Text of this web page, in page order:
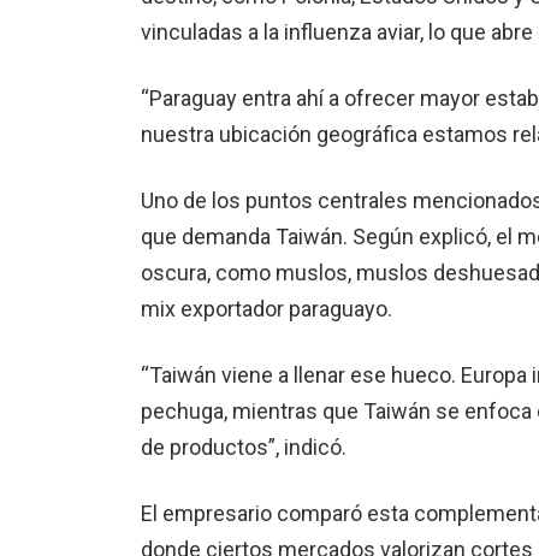
vinculadas a la influenza aviar, lo que
“Paraguay entra ahí a ofrecer mayor
nuestra ubicación geográfica estamos
Uno de los puntos centrales
que demanda Taiwán. Según explicó, el
oscura, como muslos, muslos
mix exportador paraguayo.
“Taiwán viene a llenar ese hueco.
pechuga, mientras que Taiwán se
de productos”, indicó.
El empresario comparó esta
donde ciertos mercados valorizan